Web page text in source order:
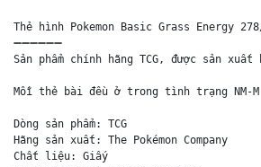
Thẻ hình Pokemon Basic Grass Energy
➖➖➖➖➖➖
Sản phẩm chính hãng TCG, được sản
Mỗi thẻ bài đều ở trong tình trạng NM-
Dòng sản phẩm: TCG
Hãng sản xuất: The Pokémon Company
Chất liệu: Giấy